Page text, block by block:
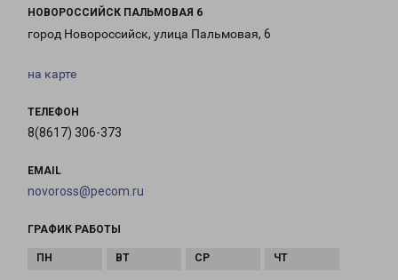
НОВОРОССИЙСК ПАЛЬМОВАЯ 6
город Новороссийск, улица Пальмовая, 6
на карте
ТЕЛЕФОН
8(8617) 306-373
EMAIL
novoross@pecom.ru
ГРАФИК РАБОТЫ